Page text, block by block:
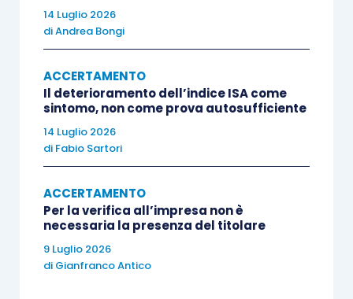
legittimal’acquisizione di documentazione
custodita all’interno di una borsa rinvenuta in sede di
verifica fiscale laddove l’apertura della stessa è
avvenuta sia pur non spontaneamente, comunque
volontariamente”.
In altre parole, lamancata contestazione da
parte del contribuente
processo verbale di constatazione
superare la mancanzadello strumento di
garanzia (il controllo dell’autorità giudiziaria)
14 Luglio 2026
diAndrea Bongi
ACCERTAMENTO
Il deterioramento dell’indice ISA come
sintomo, non come prova autosufficiente
14 Luglio 2026
di Fabio Sartori
ACCERTAMENTO
Per la verifica all’impresa non è
necessaria la presenza del titolare
9 Luglio 2026
di Gianfranco Antico